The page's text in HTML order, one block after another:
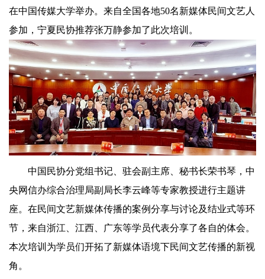
在中国传媒大学举办。来自全国各地50名新媒体民间文艺人
参加，宁夏民协推荐张万静参加了此次培训。
中国民协分党组书记、驻会副主席、秘书长荣书琴，中
央网信办综合治理局副局长李云峰等专家教授进行主题讲
座。在民间文艺新媒体传播的案例分享与讨论及结业式等环
节，来自浙江、江西、广东等学员代表分享了各自的体会。
本次培训为学员们开拓了新媒体语境下民间文艺传播的新视
角。